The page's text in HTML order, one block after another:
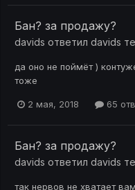
Бан? за продажу?
davids ответил davids
да оно не поймёт )
тоже
2 мая, 2018 65
Бан? за продажу?
davids ответил davids
так нервов не хватает